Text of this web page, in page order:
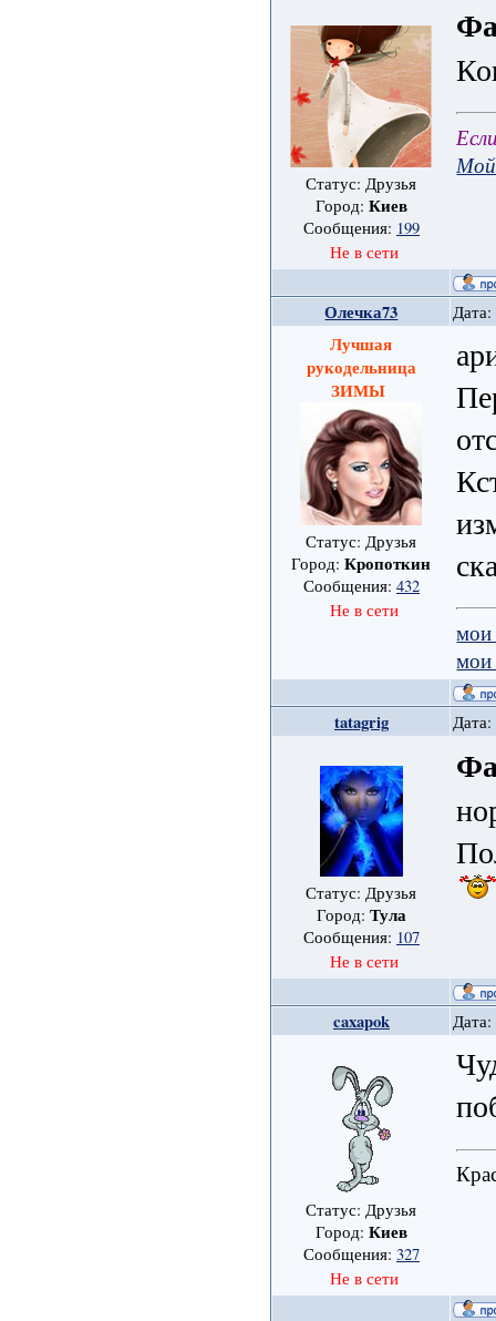
Статус: Друзья
Город: Киев
Сообщения: 199
Не в сети
Мой
Олечка73
Лучшая
рукодельница
ЗИМЫ
Статус: Друзья
Город:Кропоткин
Сообщения: 432
Не в сети
мои
мои
tatagrig
Статус: Друзья
Город: Тула
Сообщения: 107
Не в сети
caxapok
Статус: Друзья
Город: Киев
Сообщения: 327
Не в сети